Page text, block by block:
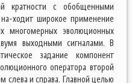
кратности с обобщенными
ходит широкое применение
многомерных эволюционных
выходными сигналами. В
задание компонент
оператора второй
слева и справа. Главной целью